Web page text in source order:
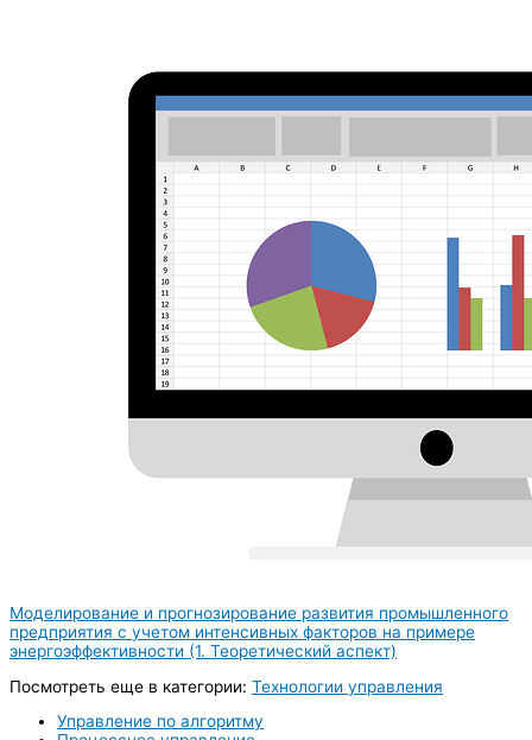
Моделирование и прогнозирование развития промышленного
предприятия с учетом интенсивных факторов на примере
энергоэффективности (1. Теоретический аспект)
Посмотреть еще в категории: Технологии управления
Управление по алгоритму